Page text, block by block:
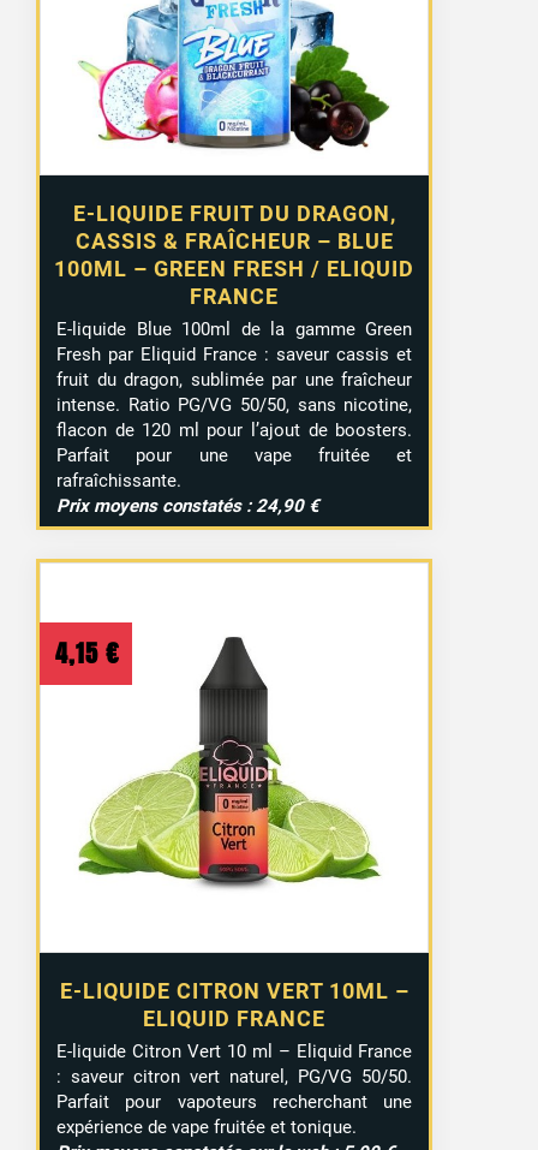
E-LIQUIDE FRUIT DU DRAGON,
CASSIS & FRAÎCHEUR – BLUE
100ML – GREEN FRESH / ELIQUID
FRANCE
E-liquide Blue 100ml de la gamme Green
Fresh par Eliquid France : saveur cassis et
fruit du dragon, sublimée par une fraîcheur
intense. Ratio PG/VG 50/50, sans nicotine,
flacon de 120 ml pour l’ajout de boosters.
Parfait pour une vape fruitée et
rafraîchissante.
Prix moyens constatés : 24,90 €
E-LIQUIDE CITRON VERT 10ML –
ELIQUID FRANCE
4,15 €
E-liquide Citron Vert 10 ml – Eliquid France
: saveur citron vert naturel, PG/VG 50/50.
Parfait pour vapoteurs recherchant une
expérience de vape fruitée et tonique.